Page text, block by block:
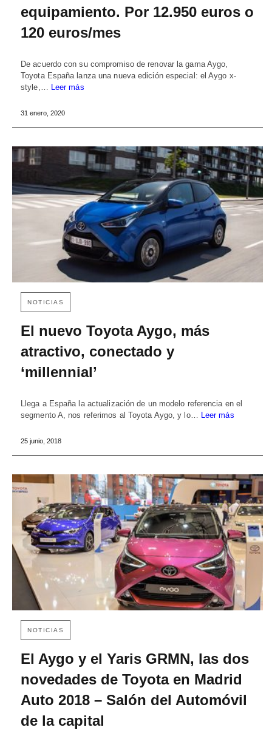
equipamiento. Por 12.950 euros o
120 euros/mes
De acuerdo con su compromiso de renovar la gama Aygo,
Toyota España lanza una nueva edición especial: el Aygo x-
style,… Leer más
31 enero, 2020
NOTICIAS
El nuevo Toyota Aygo, más
atractivo, conectado y
‘millennial’
Llega a España la actualización de un modelo referencia en el
segmento A, nos referimos al Toyota Aygo, y lo… Leer más
25 junio, 2018
NOTICIAS
El Aygo y el Yaris GRMN, las dos
novedades de Toyota en Madrid
Auto 2018 – Salón del Automóvil
de la capital